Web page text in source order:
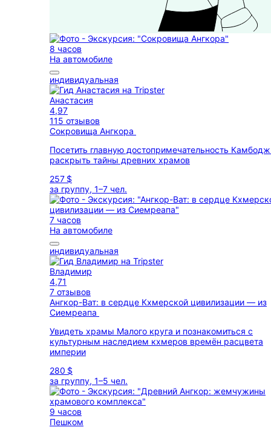
8 часов
На автомобиле
индивидуальная
Анастасия
4,97
115 отзывов
Сокровища Ангкора
Посетить главную достопримечательность
раскрыть тайны древних храмов
257 $
за группу, 1–7 чел.
7 часов
На автомобиле
индивидуальная
Владимир
4,71
7 отзывов
Ангкор-Ват: в сердце Кхмерской цивилизации — из
Сиемреапа
Увидеть храмы Малого круга и познакомиться с
культурным наследием кхмеров времён расцвета
империи
280 $
за группу, 1–5 чел.
9 часов
Пешком